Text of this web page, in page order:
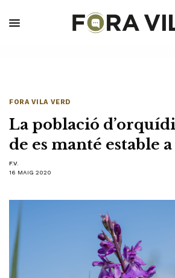
FORA VILA VERD
La població
de es manté estable
F.V.
16 MAIG 2020